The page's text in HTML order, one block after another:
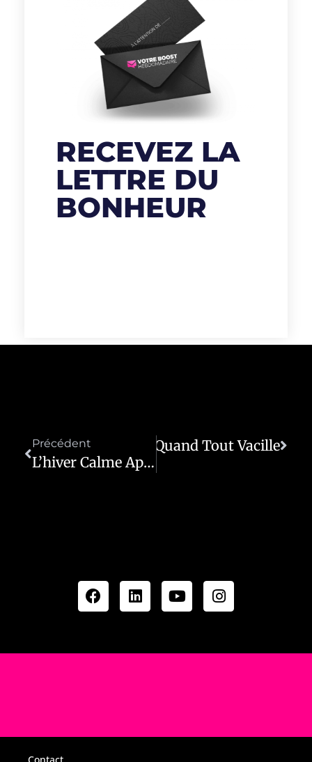
RECEVEZ LA
LETTRE DU
BONHEUR
Précédent
L’hiver Calme Après La Tempête
À Se Relever Quand Tout Vacille